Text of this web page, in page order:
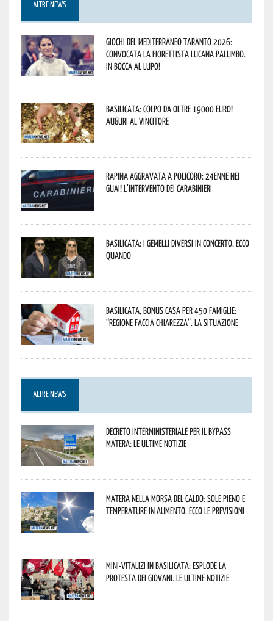
ALTRE NEWS
Giochi del Mediterraneo Taranto 2026:
convocata la fiorettista lucana Palumbo.
In bocca al lupo!
Basilicata: colpo da oltre 19000 Euro!
Auguri al vincitore
Rapina aggravata a Policoro: 24enne nei
guai! L’intervento dei Carabinieri
Basilicata: i Gemelli DiVersi in concerto. Ecco
quando
Basilicata, Bonus casa per 450 famiglie:
“Regione faccia chiarezza”. La situazione
ALTRE NEWS
Decreto interministeriale per il Bypass
Matera: le ultime notizie
Matera nella morsa del caldo: sole pieno e
temperature in aumento. Ecco le previsioni
Mini-vitalizi in Basilicata: esplode la
protesta dei giovani. Le ultime notizie